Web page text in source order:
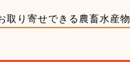
取り寄せできる農畜水産物